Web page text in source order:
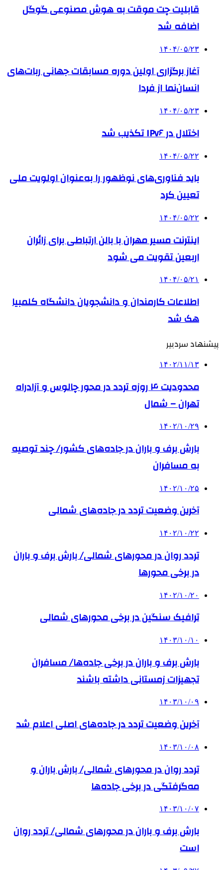
قابلیت چت موقت به هوش مصنوعی گوگل
اضافه شد
۱۴۰۴/۰۵/۲۳
آغاز برگزاری اولین دوره مسابقات جهانی ربات‌های
انسان‌نما از فردا
۱۴۰۴/۰۵/۲۳
اختلال در IPv۶ تکذیب شد
۱۴۰۴/۰۵/۲۲
باید فناوری‌های نوظهور را به‌عنوان اولویت ملی
تعیین کرد
۱۴۰۴/۰۵/۲۲
اینترنت مسیر مهران با بالن ارتباطی برای زائران
اربعین تقویت می شود
۱۴۰۴/۰۵/۲۱
اطلاعات کارمندان و دانشجویان دانشگاه کلمبیا
هک شد
پیشنهاد سردبیر
۱۴۰۲/۱۱/۱۳
محدودیت ۴ روزه تردد در محور چالوس و آزادراه
تهران – شمال
۱۴۰۲/۱۰/۲۹
بارش برف و باران در جاده‌های کشور/ چند توصیه
به مسافران
۱۴۰۲/۱۰/۲۵
آخرین وضعیت تردد در جاده‌های شمالی
۱۴۰۲/۱۰/۲۲
تردد روان در محورهای شمالی/ بارش برف و باران
در برخی محورها
۱۴۰۲/۱۰/۲۰
ترافیک سنگین در برخی محورهای شمالی
۱۴۰۳/۱۰/۱۰
بارش برف و باران در برخی جاده‌ها/ مسافران
تجهیزات زمستانی داشته باشند
۱۴۰۳/۱۰/۰۹
آخرین وضعیت تردد در جاده‌های اصلی اعلام شد
۱۴۰۳/۱۰/۰۸
تردد روان در محورهای شمالی/ بارش باران و
مه‌گرفتگی در برخی جاده‌ها
۱۴۰۳/۱۰/۰۷
بارش برف و باران در محورهای شمالی/ تردد روان
است